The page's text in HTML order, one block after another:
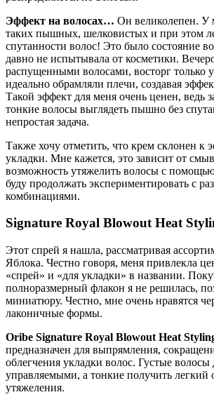
Эффект на волосах… Он великолепен. У
таких пышных, шелковистых и при этом
спутанности волос! Это было состояние
давно не испытывала от косметики.
распущенными волосами, восторг только
идеально обрамляли плечи, создавая
Такой эффект для меня очень ценен, ведь
тонкие волосы выглядеть пышно без
непростая задача.
Также хочу отметить, что крем склонен к
укладки. Мне кажется, это зависит от
возможность утяжелить волосы с
буду продолжать экспериментировать с
комбинациями.
Signature Royal Blowout Heat
Этот спрей я нашла, рассматривая
Яблока. Честно говоря, меня привлекла
«спрей» и «для укладки» в названии.
полноразмерный флакон я не решилась,
миниатюру. Честно, мне очень нравятся
лаконичные формы.
Oribe Signature Royal Blowout Heat
предназначен для выпрямления,
облегчения укладки волос. Густые
управляемыми, а тонкие получить легкий
утяжеления.